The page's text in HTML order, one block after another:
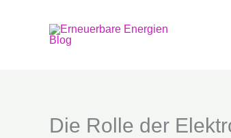
Die Rolle der